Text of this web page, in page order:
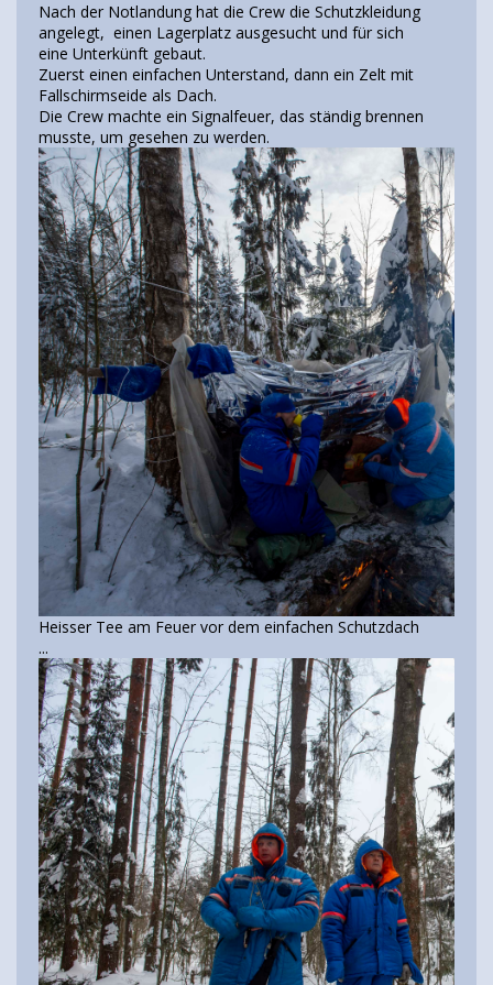
Nach der Notlandung hat die Crew die Schutzkleidung
angelegt, einen Lagerplatz ausgesucht und für sich
eine Unterkünft gebaut.
Zuerst einen einfachen Unterstand, dann ein Zelt mit
Fallschirmseide als Dach.
Die Crew machte ein Signalfeuer, das ständig brennen
musste, um gesehen zu werden.
Heisser Tee am Feuer vor dem einfachen Schutzdach
...